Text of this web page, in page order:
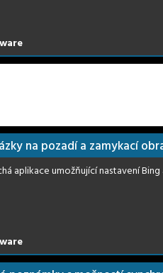
na pozadí a zamykací
aplikace umožňující nastavení